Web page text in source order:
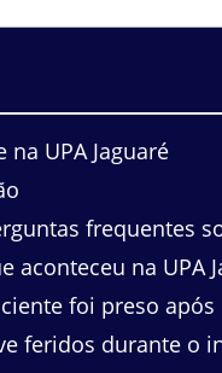
na UPA Jaguaré
frequentes
aconteceu na UPA
foi preso
feridos durante o